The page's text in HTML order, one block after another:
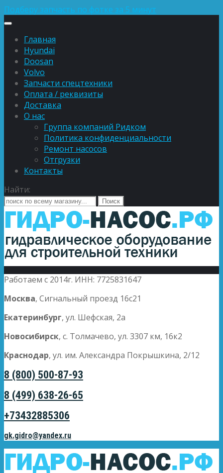
Подберу запчасть по фотке за 5 минут
Главная
Hyundai
Doosan
Volvo
Запчасти спецтехники
Оплата / реквизиты
Доставка
О нас
Группа компаний Ридком
Политика конфиденциальности
Ремонт насосов
Отгрузки
Контакты
Найти:
Работаем с 2014г. ИНН: 7725831647
Москва, Сигнальный проезд 16с21
Екатеринбург, ул. Шефская, 2а
Новосибирск, с. Толмачево, ул. 3307 км, 16к2
Краснодар, ул. им. Александра Покрышкина, 2/12
8 (800) 500-87-93
8 (499) 638-26-65
+73432885306
gk.gidro@yandex.ru